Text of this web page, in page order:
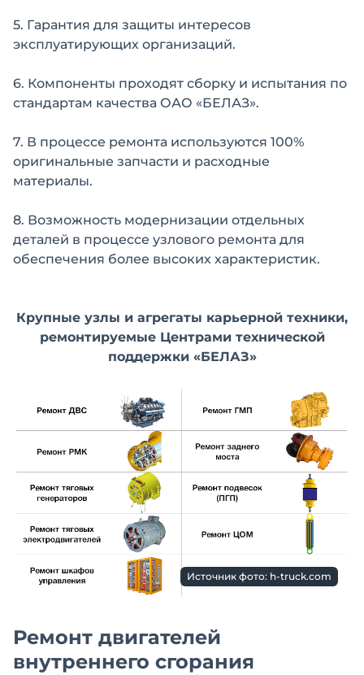
5. Гарантия для защиты интересов
эксплуатирующих организаций.
6. Компоненты проходят сборку и испытания по
стандартам качества ОАО «БЕЛАЗ».
7. В процессе ремонта используются 100%
оригинальные запчасти и расходные
материалы.
8. Возможность модернизации отдельных
деталей в процессе узлового ремонта для
обеспечения более высоких характеристик.
Крупные узлы и агрегаты карьерной техники,
ремонтируемые Центрами технической
поддержки «БЕЛАЗ»
Источник фото: h-truck.com
Ремонт двигателей
внутреннего сгорания